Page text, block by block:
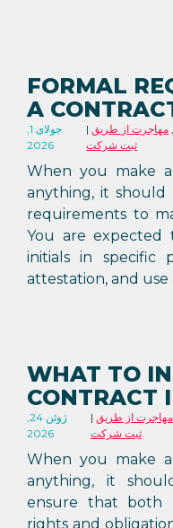
FORMAL
A
جولای 1,
2026
مهاجرت از طریق
ثبت شرکت
When you make
anything, it should
requirements to
You are
initials in specific
attestation, and use
WHAT TO
CONTRACT
ژوئن 24,
2026
مهاجرت از طریق
ثبت شرکت
When you make
anything, it
ensure that both
rights and